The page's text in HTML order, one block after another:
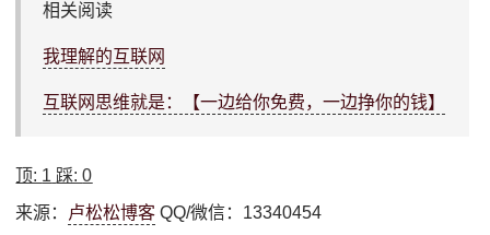
相关阅读
我理解的互联网
互联网思维就是：【一边给你免费，一边挣你的钱】
顶: 1 踩:0
来源： 卢松松博客 QQ/微信：13340454